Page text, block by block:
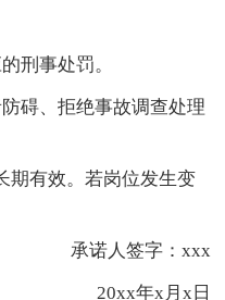
刑事处罚。
碍、拒绝事故调查处理
期有效。若岗位发生变
承诺人签字：xxx
20xx年x月x日